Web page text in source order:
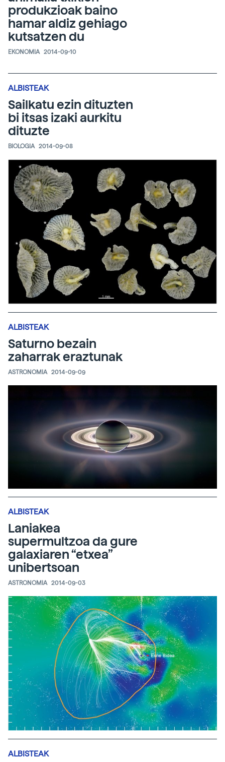
produkzioak baino
hamar aldiz gehiago
kutsatzen du
EKONOMIA 2014-09-10
ALBISTEAK
Sailkatu ezin dituzten
bi itsas izaki aurkitu
dituzte
BIOLOGIA 2014-09-08
ALBISTEAK
Saturno bezain
zaharrak eraztunak
ASTRONOMIA 2014-09-09
ALBISTEAK
Laniakea
supermultzoa da gure
galaxiaren “etxea”
unibertsoan
ASTRONOMIA 2014-09-03
ALBISTEAK